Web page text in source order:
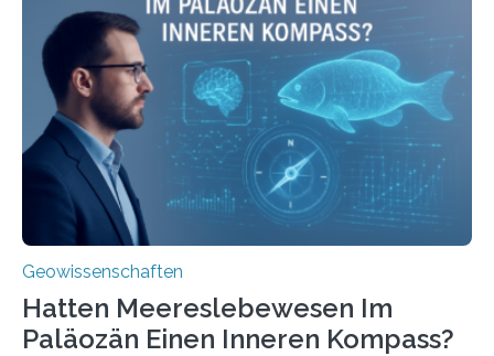
mit dem Titel „Iron’s Irony“ ist in Communications Earth
& Environment erschienen. Die Studie fasst bestehende
Forschungsergebnisse zusammen und interpretiert sie
neu, um zu erklären, wie Eisen, das aus hydrothermalen
Systemen freigesetzt wird, über ganze Ozeanbecken
transportiert werden kann. „Das…
Geowissenschaften
Hatten Meereslebewesen Im
Paläozän Einen Inneren Kompass?